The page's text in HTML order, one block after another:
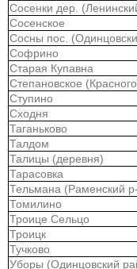
Сосенки дер.
Сосенское
Сосны пос.
Софрино
Старая Купавна
Степановское
Ступино
Сходня
Таганьково
Талдом
Талицы (деревня)
Тарасовка
Тельмана (Раменский
Томилино
Троице Сельцо
Троицк
Тучково
Уборы (Одинцовский